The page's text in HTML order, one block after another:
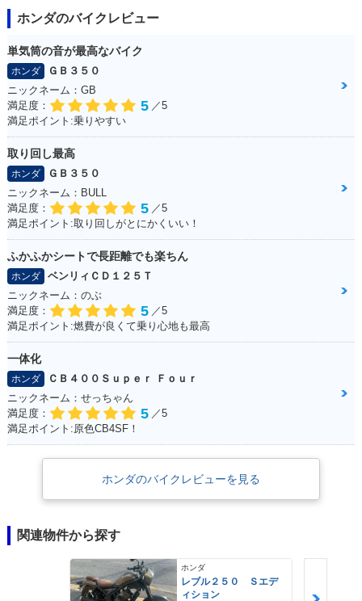
ホンダのバイクレビュー
単気筒の音が最高なバイク
ホンダ
ＧＢ３５０
ニックネーム：GB
満足度：
5 ／5
満足ポイント:乗りやすい
取り回し最高
ホンダ
ＧＢ３５０
ニックネーム：BULL
満足度：
5 ／5
満足ポイント:取り回しがとにかくいい！
ふかふかシートで長距離でも楽ちん
ホンダ
ベンリィＣＤ１２５Ｔ
ニックネーム：のぶ
満足度：
5 ／5
満足ポイント:燃費が良くて乗り心地も最高
一体化
ホンダ
ＣＢ４００Ｓｕｐｅｒ Ｆｏｕｒ
ニックネーム：せっちゃん
満足度：
5 ／5
満足ポイント:原色CB4SF！
ホンダのバイクレビューを見る
関連物件から探す
ホンダ
レブル２５０ Ｓエデ
ィション